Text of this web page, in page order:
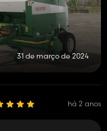
31 de março de 2024
há 2 anos